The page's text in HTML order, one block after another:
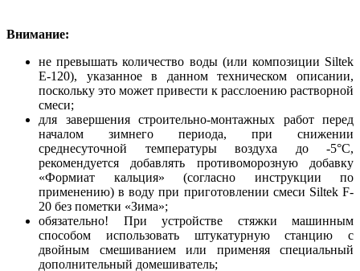
Внимание:
не превышать количество воды (или композиции Siltek
Е-120), указанное в данном техническом описании,
поскольку это может привести к расслоению растворной
смеси;
для завершения строительно-монтажных работ перед
началом зимнего периода, при снижении
среднесуточной температуры воздуха до -5°С,
рекомендуется добавлять противоморозную добавку
«Формиат кальция» (согласно инструкции по
применению) в воду при приготовлении смеси Siltek F-
20 без пометки «Зима»;
обязательно! При устройстве стяжки машинным
способом использовать штукатурную станцию с
двойным смешиванием или применяя специальный
дополнительный домешиватель;